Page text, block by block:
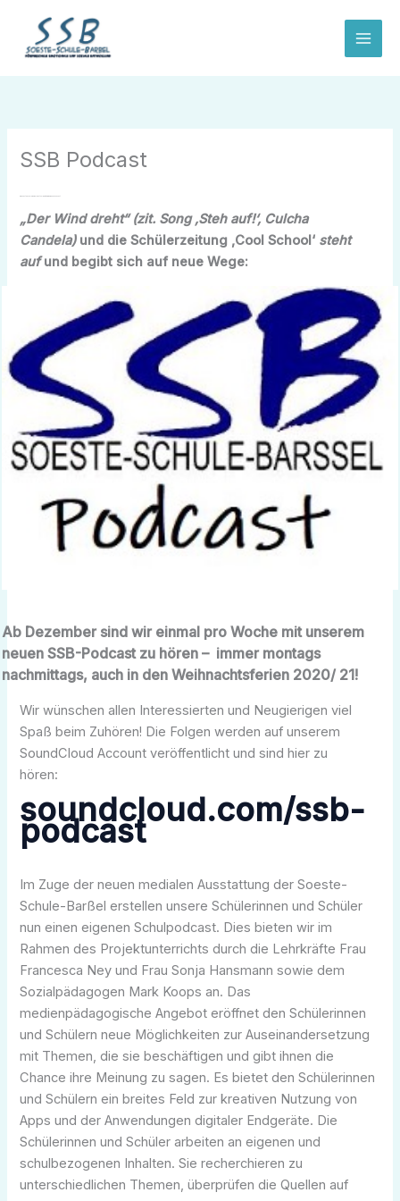
springen
SSB Podcast
„Der Wind dreht“ (zit. Song ‚Steh auf!‘, Culcha
Candela) und die Schülerzeitung ‚Cool School‘ steht
aufund begibt sich auf neue Wege:
Ab Dezember sind wir einmal pro Woche mit unserem
neuen SSB-Podcast zu hören – immer montags
nachmittags, auch in den Weihnachtsferien 2020/ 21!
Wir wünschen allen Interessierten und Neugierigen viel
Spaß beim Zuhören! Die Folgen werden auf unserem
SoundCloud Account veröffentlicht und sind hier zu
hören:
soundcloud.com/ssb-
podcast
Im Zuge der neuen medialen Ausstattung der Soeste-
Schule-Barßel erstellen unsere Schülerinnen und Schüler
nun einen eigenen Schulpodcast. Dies bieten wir im
Rahmen des Projektunterrichts durch die Lehrkräfte Frau
Francesca Ney und Frau Sonja Hansmann sowie dem
Sozialpädagogen Mark Koops an. Das
medienpädagogische Angebot eröffnet den Schülerinnen
und Schülern neue Möglichkeiten zur Auseinandersetzung
mit Themen, die sie beschäftigen und gibt ihnen die
Chance ihre Meinung zu sagen. Es bietet den Schülerinnen
und Schülern ein breites Feld zur kreativen Nutzung von
Apps und der Anwendungen digitaler Endgeräte. Die
Schülerinnen und Schüler arbeiten an eigenen und
schulbezogenen Inhalten. Sie recherchieren zu
unterschiedlichen Themen, überprüfen die Quellen auf